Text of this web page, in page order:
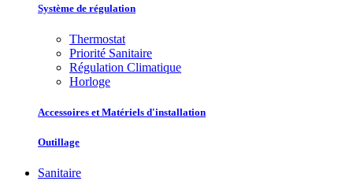
Système de régulation
Thermostat
Priorité Sanitaire
Régulation Climatique
Horloge
Accessoires et Matériels d'installation
Outillage
Sanitaire